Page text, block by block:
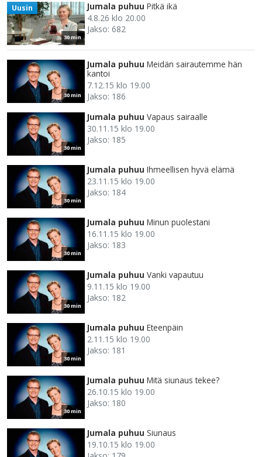
30 min
Uusin Jumala puhuu Pitkä ikä
4.8.26 klo 20.00
Jakso: 682
30 min
Jumala puhuu Meidän sairautemme hän
kantoi
7.12.15 klo 19.00
Jakso: 186
30 min
Jumala puhuu Vapaus sairaalle
30.11.15 klo 19.00
Jakso: 185
30 min
Jumala puhuu Ihmeellisen hyvä elämä
23.11.15 klo 19.00
Jakso: 184
30 min
Jumala puhuu Minun puolestani
16.11.15 klo 19.00
Jakso: 183
30 min
Jumala puhuu Vanki vapautuu
9.11.15 klo 19.00
Jakso: 182
30 min
Jumala puhuu Eteenpäin
2.11.15 klo 19.00
Jakso: 181
30 min
Jumala puhuu Mitä siunaus tekee?
26.10.15 klo 19.00
Jakso: 180
Jumala puhuu Siunaus
19.10.15 klo 19.00